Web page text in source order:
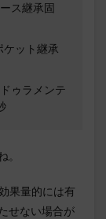
ス継承固
ケット継承
ゥラメンテ
。
果量的には有
せない場合が